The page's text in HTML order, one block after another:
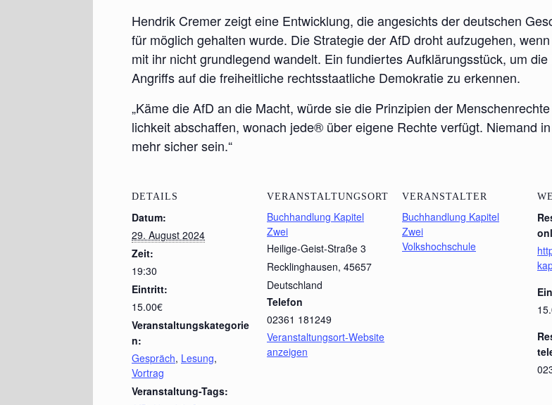
Hen­drik Cremer zeigt eine Ent­wick­lung, die ange­sichts der deut­schen
für mög­lich gehal­ten wur­de. Die Stra­te­gie der AfD droht auf­zu­ge­hen,
mit ihr nicht grund­le­gend wan­delt. Ein fun­dier­tes Auf­klä­rungs­stück, um
Angriffs auf die frei­heit­li­che rechts­staat­li­che Demo­kra­tie zu erkennen.
„Käme die AfD an die Macht, wür­de sie die Prin­zi­pi­en der
lich­keit abschaf­fen, wonach jede® über eige­ne Rech­te ver­fügt. Nie­mand
mehr sicher sein.“
DETAILS
Datum:
29. August 2024
Zeit:
19:30
Eintritt:
15.00€
Veranstaltungskategorie
n:
Gespräch, Lesung,
Vortrag
Veranstaltung-Tags:
VERANSTALTUNGSORT
Buchhandlung Kapitel
Zwei
Heilige-Geist-Straße 3
Recklinghausen, 45657
Deutschland
Telefon
02361 181249
Veranstaltungsort-Website
anzeigen
VERANSTALTER
Buchhandlung Kapitel
Zwei
Volkshochschule